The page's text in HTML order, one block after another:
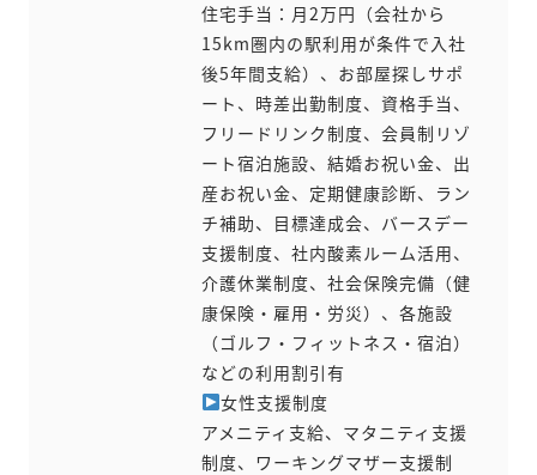
住宅手当：月2万円（会社から
15km圏内の駅利用が条件で入社
後5年間支給）、お部屋探しサポ
ート、時差出勤制度、資格手当、
フリードリンク制度、会員制リゾ
ート宿泊施設、結婚お祝い金、出
産お祝い金、定期健康診断、ラン
チ補助、目標達成会、バースデー
支援制度、社内酸素ルーム活用、
介護休業制度、社会保険完備（健
康保険・雇用・労災）、各施設
（ゴルフ・フィットネス・宿泊）
などの利用割引有
女性支援制度
アメニティ支給、マタニティ支援
制度、ワーキングマザー支援制